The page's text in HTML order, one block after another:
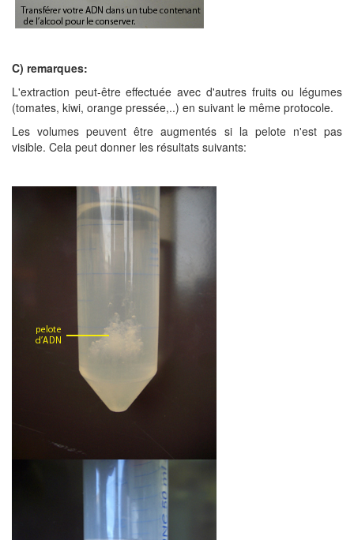
C) remarques:
L'extraction peut-être effectuée avec d'autres fruits ou légumes
(tomates, kiwi, orange pressée,..) en suivant le même protocole.
Les volumes peuvent être augmentés si la pelote n'est pas
visible. Cela peut donner les résultats suivants: